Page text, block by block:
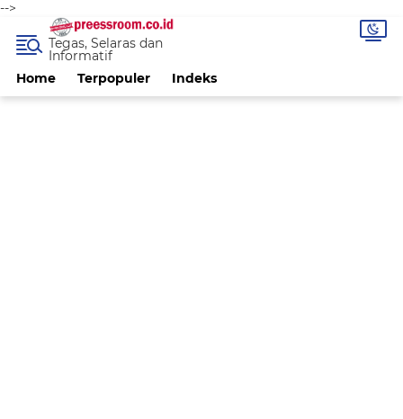
-->
Home Terpopuler Indeks
Tegas, Selaras dan
Informatif